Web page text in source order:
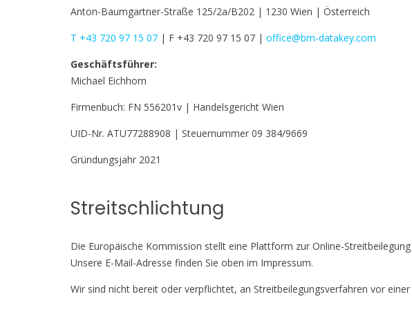
Anton-Baumgartner-Straße 125/2a/B202 | 1230 Wien | Österreich
T +43 720 97 15 07 | F +43 720 97 15 07 | office@bm-datakey.com
Geschäftsführer:
Michael Eichhorn
Firmenbuch: FN 556201v | Handelsgericht Wien
UID-Nr. ATU77288908 | Steuernummer 09 384/9669
Gründungsjahr 2021
Streitschlichtung
Die Europäische Kommission stellt eine Plattform zur Online-Streitbeilegung
Unsere E-Mail-Adresse finden Sie oben im Impressum.
Wir sind nicht bereit oder verpflichtet, an Streitbeilegungsverfahren vor